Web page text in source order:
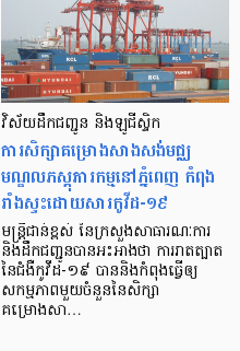
វិស័យដឹកជញ្ជូន និងឡូជីស្ទិក
ការសិក្សាគម្រោងសាងសង់មជ្ឈ
មណ្ឌលភស្តុភារកម្មនៅភ្នំពេញ កំពុង
រាំងស្ទះដោយសារកូវីដ-១៩
មន្ត្រីជាន់ខ្ពស់ នៃក្រសួងសាធារណៈការ
និងដឹកជញ្ជូនបានអះអាងថា ការរាតត្បាត
នៃជំងឺកូវីដ-១៩ បាននិងកំពុងធ្វើឲ្យ
សកម្មភាពមួយចំនួននៃសិក្សា
គម្រោងសា…